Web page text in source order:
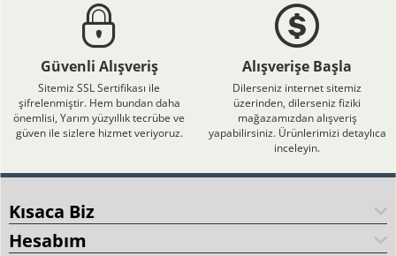
Güvenli Alışveriş
Sitemiz SSL Sertifikası ile
şifrelenmiştir. Hem bundan daha
önemlisi, Yarım yüzyıllık tecrübe ve
güven ile sizlere hizmet veriyoruz.
Alışverişe Başla
Dilerseniz internet sitemiz
üzerinden, dilerseniz fiziki
mağazamızdan alışveriş
yapabilirsiniz. Ürünlerimizi detaylıca
inceleyin.
Kısaca Biz
Hesabım